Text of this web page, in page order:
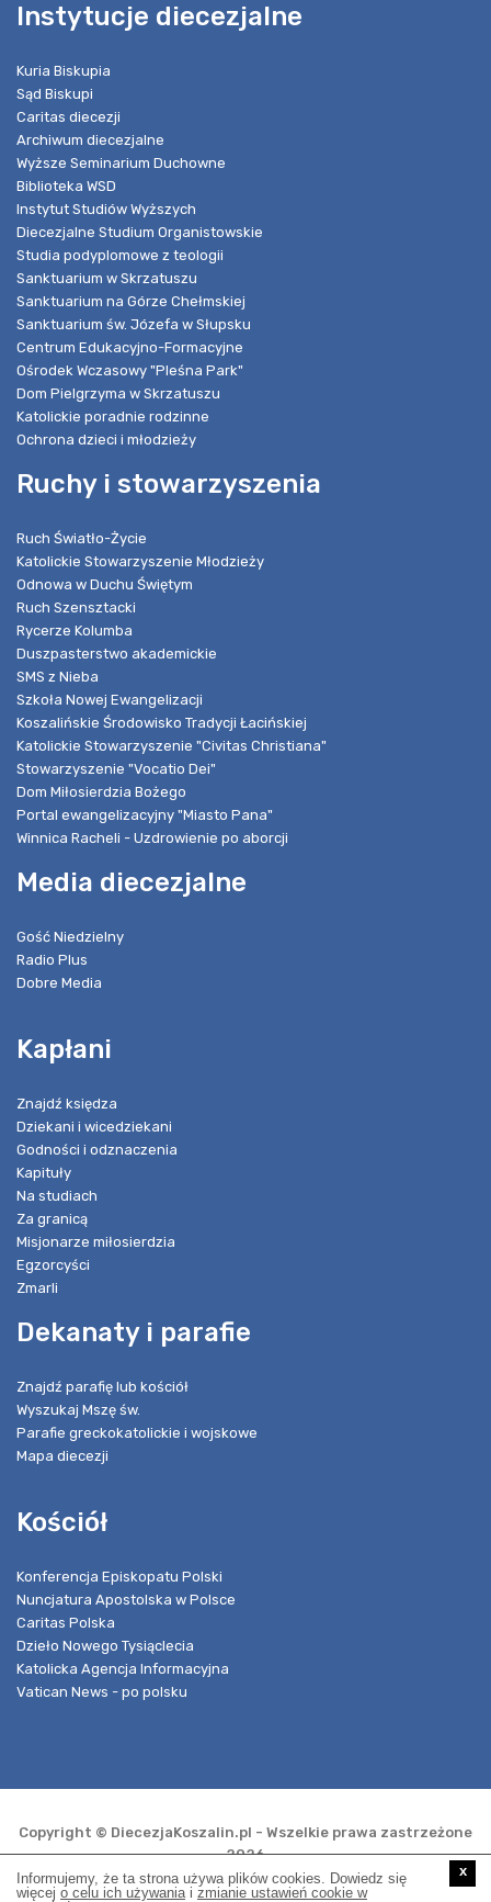
Instytucje diecezjalne
Kuria Biskupia
Sąd Biskupi
Caritas diecezji
Archiwum diecezjalne
Wyższe Seminarium Duchowne
Biblioteka WSD
Instytut Studiów Wyższych
Diecezjalne Studium Organistowskie
Studia podyplomowe z teologii
Sanktuarium w Skrzatuszu
Sanktuarium na Górze Chełmskiej
Sanktuarium św. Józefa w Słupsku
Centrum Edukacyjno-Formacyjne
Ośrodek Wczasowy "Pleśna Park"
Dom Pielgrzyma w Skrzatuszu
Katolickie poradnie rodzinne
Ochrona dzieci i młodzieży
Ruchy i stowarzyszenia
Ruch Światło-Życie
Katolickie Stowarzyszenie Młodzieży
Odnowa w Duchu Świętym
Ruch Szensztacki
Rycerze Kolumba
Duszpasterstwo akademickie
SMS z Nieba
Szkoła Nowej Ewangelizacji
Koszalińskie Środowisko Tradycji Łacińskiej
Katolickie Stowarzyszenie "Civitas Christiana"
Stowarzyszenie "Vocatio Dei"
Dom Miłosierdzia Bożego
Portal ewangelizacyjny "Miasto Pana"
Winnica Racheli - Uzdrowienie po aborcji
Media diecezjalne
Gość Niedzielny
Radio Plus
Dobre Media
Kapłani
Znajdź księdza
Dziekani i wicedziekani
Godności i odznaczenia
Kapituły
Na studiach
Za granicą
Misjonarze miłosierdzia
Egzorcyści
Zmarli
Dekanaty i parafie
Znajdź parafię lub kościół
Wyszukaj Mszę św.
Parafie greckokatolickie i wojskowe
Mapa diecezji
Kościół
Konferencja Episkopatu Polski
Nuncjatura Apostolska w Polsce
Caritas Polska
Dzieło Nowego Tysiąclecia
Katolicka Agencja Informacyjna
Vatican News - po polsku
Copyright © DiecezjaKoszalin.pl - Wszelkie prawa zastrzeżone
2026
Informujemy, że ta strona używa plików cookies. Dowiedz się
więcej o celu ich używaniai zmianie ustawień cookie w
x